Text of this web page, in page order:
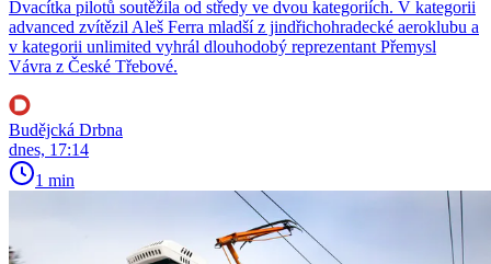
Dvacítka pilotů soutěžila od středy ve dvou kategoriích. V kategorii
advanced zvítězil Aleš Ferra mladší z jindřichohradecké aeroklubu a
v kategorii unlimited vyhrál dlouhodobý reprezentant Přemysl
Vávra z České Třebové.
Budějcká Drbna
dnes, 17:14
1 min